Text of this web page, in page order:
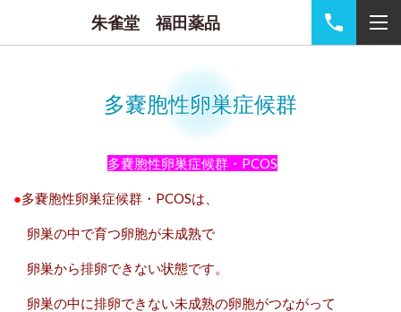
朱雀堂 福田薬品
多嚢胞性卵巣症候群
多嚢胞性卵巣症候群・PCOS
●多嚢胞性卵巣症候群・PCOSは、
卵巣の中で育つ卵胞が未成熟で
卵巣から排卵できない状態です。
卵巣の中に排卵できない未成熟の卵胞がつながって